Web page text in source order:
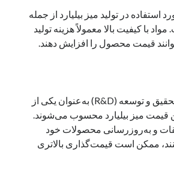
استفاده در تولید میز بیلیارد از جمله
با کیفیت بالا معمولاً هزینه تولید
قیمت محصول را افزایش دهند.
هزینه‌های مرتبط با تحقیق و توسعه (R&D) به‌عنوان یکی از
قیمت میز بیلیارد محسوب می‌شوند.
و به‌روزرسانی محصولات خود
ممکن است قیمت‌گذاری بالاتری